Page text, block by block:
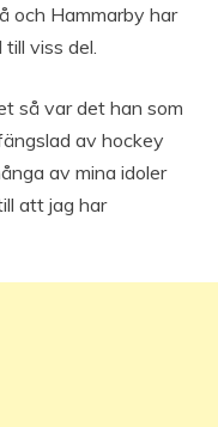
och Hammarby har
viss del.
så var det han som
av hockey
av mina idoler
att jag har